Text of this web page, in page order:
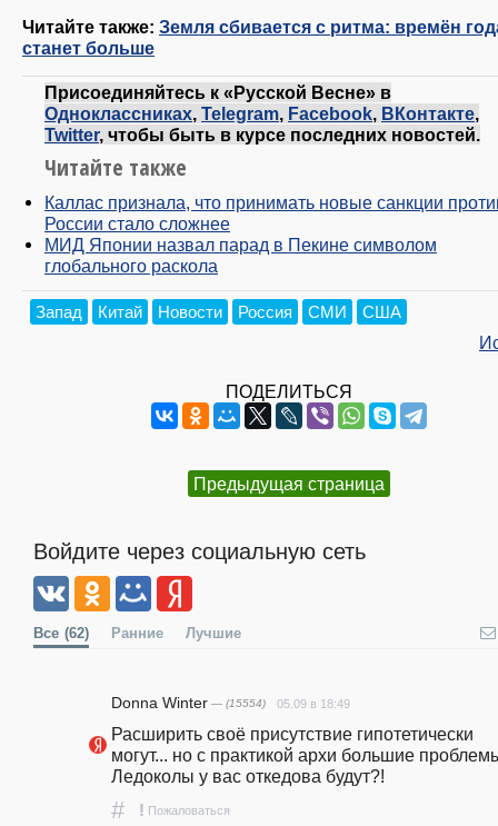
Читайте также: Земля сбивается с ритма: времён
станет больше
Присоединяйтесь к «Русской Весне» в
Одноклассниках, Telegram, Facebook, ВКонтакте,
Twitter, чтобы быть в курсе последних новостей.
Читайте также
Каллас признала, что принимать новые санкции
России стало сложнее
МИД Японии назвал парад в Пекине символом
глобального раскола
Запад Китай Новости Россия СМИ США
ПОДЕЛИТЬСЯ
Предыдущая страница
Войдите через социальную сеть
Все (62) Ранние Лучшие
Donna Winter — (15554) 05.09 в 18:49
Расширить своё присутствие гипотетически
могут... но с практикой архи большие
Ледоколы у вас откедова будут?!
# ! Пожаловаться